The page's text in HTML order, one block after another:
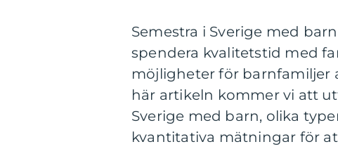
Semestra i Sverige med
spendera kvalitetstid med
möjligheter för barnfamiljer
här artikeln kommer vi att
Sverige med barn, olika
kvantitativa mätningar för